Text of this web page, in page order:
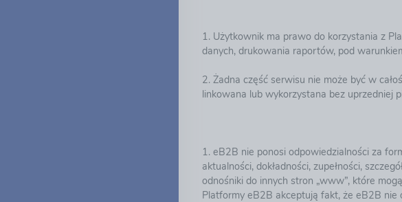
1. Użytkownik ma prawo do korzystania z
danych, drukowania raportów, pod
2. Żadna część serwisu nie może być w
linkowana lub wykorzystana bez uprzedniej
1. eB2B nie ponosi odpowiedzialności za
aktualności, dokładności, zupełności,
odnośniki do innych stron „www”, które
Platformy eB2B akceptują fakt, że eB2B nie